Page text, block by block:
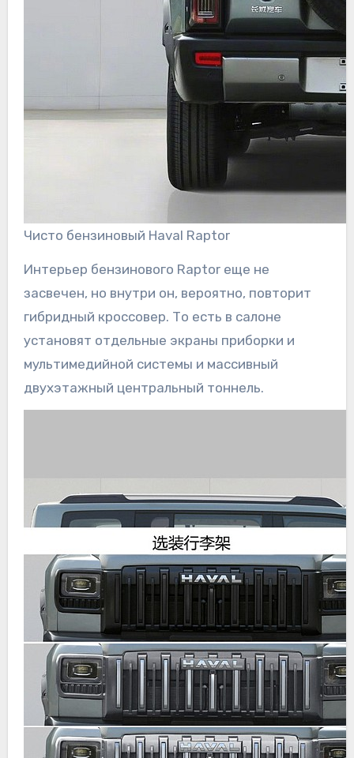
Чисто бензиновый Haval Raptor
Интерьер бензинового Raptor еще не
засвечен, но внутри он, вероятно, повторит
гибридный кроссовер. То есть в салоне
установят отдельные экраны приборки и
мультимедийной системы и массивный
двухэтажный центральный тоннель.